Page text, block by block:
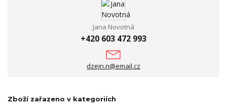
Jana Novotná
+420 603 472 993
dzejn.n@email.cz
Zboží zařazeno v kategoriích